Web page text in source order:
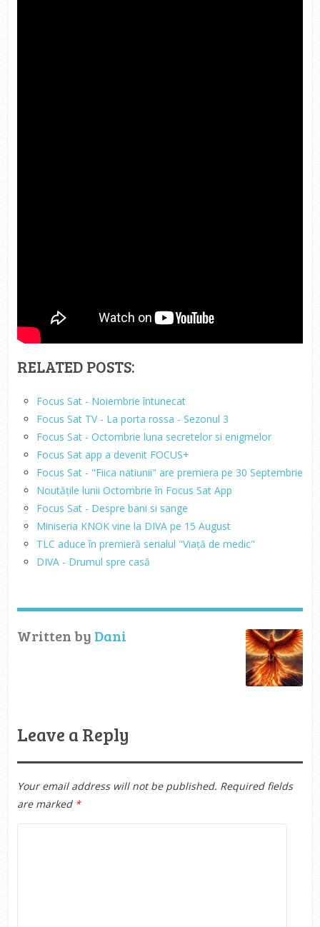
RELATED POSTS:
Focus Sat - Noiembrie întunecat
Focus Sat TV - La porta rossa - Sezonul 3
Focus Sat - Octombrie luna secretelor si enigmelor
Focus Sat app a devenit FOCUS+
Focus Sat - "Fiica natiunii" are premiera pe 30 Septembrie
Noutățile lunii Octombrie în Focus Sat App
Focus Sat - Despre bani si sange
Miniseria KNOK vine la DIVA pe 15 August
TLC aduce în premieră serialul "Viață de medic"
DIVA - Drumul spre casă
Written by Dani
Leave a Reply
Your email address will not be published. Required fields
are marked *